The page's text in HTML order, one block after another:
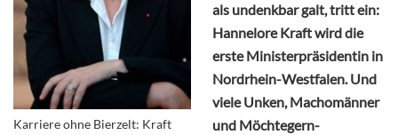
Karriere ohne Bierzelt: Kraft
als undenkbar galt, tritt ein:
Hannelore Kraft wird die
erste Ministerpräsidentin in
Nordrhein-Westfalen. Und
viele Unken, Machomänner
und Möchtegern-